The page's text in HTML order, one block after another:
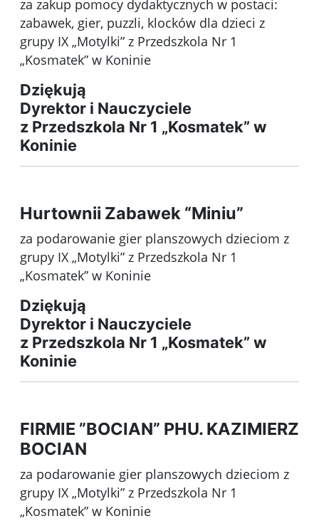
za zakup pomocy dydaktycznych w postaci:
zabawek, gier, puzzli, klocków dla dzieci z
grupy IX „Motylki” z Przedszkola Nr 1
„Kosmatek” w Koninie
Dziękują
Dyrektor i Nauczyciele
z Przedszkola Nr 1 „Kosmatek” w
Koninie
Hurtownii Zabawek “Miniu”
za podarowanie gier planszowych dzieciom z
grupy IX „Motylki” z Przedszkola Nr 1
„Kosmatek” w Koninie
Dziękują
Dyrektor i Nauczyciele
z Przedszkola Nr 1 „Kosmatek” w
Koninie
FIRMIE ”BOCIAN” PHU. KAZIMIERZ
BOCIAN
za podarowanie gier planszowych dzieciom z
grupy IX „Motylki” z Przedszkola Nr 1
„Kosmatek” w Koninie